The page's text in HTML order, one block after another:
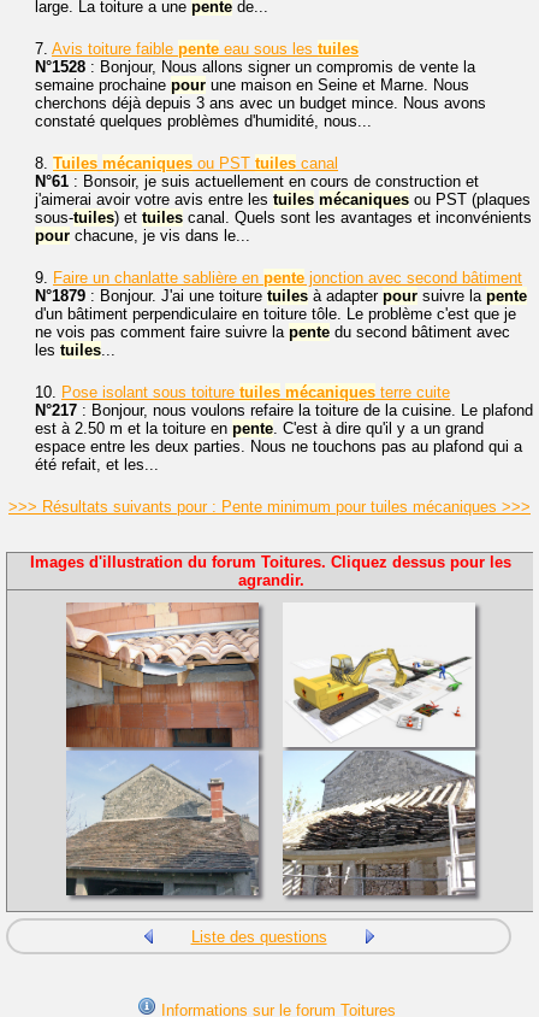
large. La toiture a une pente de...
7. Avis toiture faible pente eau sous les tuiles
N°1528 : Bonjour, Nous allons signer un compromis de vente la
semaine prochaine pour une maison en Seine et Marne. Nous
cherchons déjà depuis 3 ans avec un budget mince. Nous avons
constaté quelques problèmes d'humidité, nous...
8. Tuiles mécaniques ou PST tuiles canal
N°61 : Bonsoir, je suis actuellement en cours de construction et
j'aimerai avoir votre avis entre les tuiles mécaniques ou PST (plaques
sous-tuiles) et tuiles canal. Quels sont les avantages et inconvénients
pour chacune, je vis dans le...
9. Faire un chanlatte sablière en pente jonction avec second bâtiment
N°1879 : Bonjour. J'ai une toiture tuiles à adapter pour suivre la pente
d'un bâtiment perpendiculaire en toiture tôle. Le problème c'est que je
ne vois pas comment faire suivre la pente du second bâtiment avec
les tuiles...
10. Pose isolant sous toiture tuiles mécaniques terre cuite
N°217 : Bonjour, nous voulons refaire la toiture de la cuisine. Le plafond
est à 2.50 m et la toiture en pente. C'est à dire qu'il y a un grand
espace entre les deux parties. Nous ne touchons pas au plafond qui a
été refait, et les...
>>> Résultats suivants pour : Pente minimum pour tuiles mécaniques >>>
Images d'illustration du forum Toitures. Cliquez dessus pour les
agrandir.
Liste des questions
Informations sur le forum Toitures